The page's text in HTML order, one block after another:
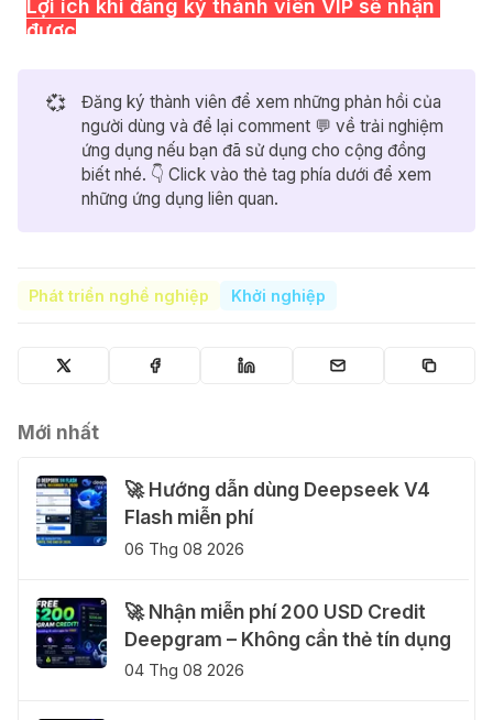
💞
Đăng ký thành viên để xem những phản hồi của
người dùng và để lại comment 💬 về trải nghiệm
ứng dụng nếu bạn đã sử dụng cho cộng đồng
biết nhé. 👇 Click vào thẻ tag phía dưới để xem
những ứng dụng liên quan.
Phát triển nghề nghiệp Khởi nghiệp
Mới nhất
🚀 Hướng dẫn dùng Deepseek V4
Flash miễn phí
06 Thg 08 2026
🚀 Nhận miễn phí 200 USD Credit
Deepgram – Không cần thẻ tín dụng
04 Thg 08 2026